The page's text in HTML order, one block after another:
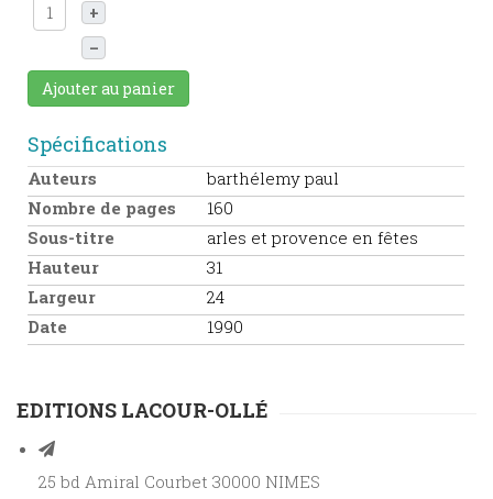
+
–
Ajouter au panier
Spécifications
Auteurs
barthélemy paul
Nombre de pages
160
Sous-titre
arles et provence en fêtes
Hauteur
31
Largeur
24
Date
1990
EDITIONS LACOUR-OLLÉ
25 bd Amiral Courbet 30000 NIMES